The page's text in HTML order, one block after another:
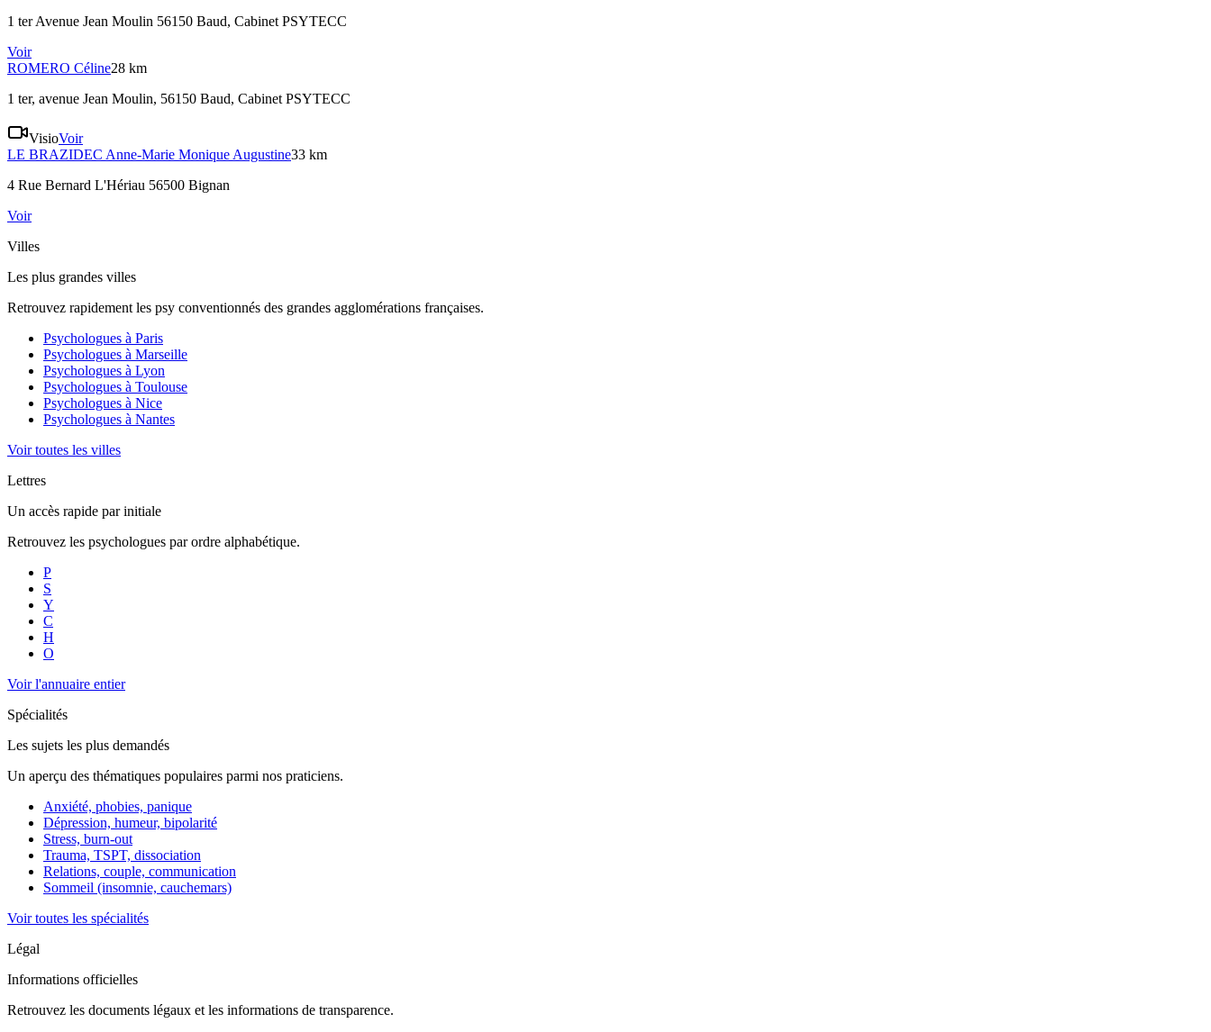
1 ter Avenue Jean Moulin 56150 Baud, Cabinet PSYTECC
Voir
ROMERO Céline28 km
1 ter, avenue Jean Moulin, 56150 Baud, Cabinet PSYTECC
VisioVoir
LE BRAZIDEC Anne-Marie Monique Augustine33 km
4 Rue Bernard L'Hériau 56500 Bignan
Voir
Villes
Les plus grandes villes
Retrouvez rapidement les psy conventionnés des grandes agglomérations françaises.
Psychologues à Paris
Psychologues à Marseille
Psychologues à Lyon
Psychologues à Toulouse
Psychologues à Nice
Psychologues à Nantes
Voir toutes les villes
Lettres
Un accès rapide par initiale
Retrouvez les psychologues par ordre alphabétique.
P
S
Y
C
H
O
Voir l'annuaire entier
Spécialités
Les sujets les plus demandés
Un aperçu des thématiques populaires parmi nos praticiens.
Anxiété, phobies, panique
Dépression, humeur, bipolarité
Stress, burn-out
Trauma, TSPT, dissociation
Relations, couple, communication
Sommeil (insomnie, cauchemars)
Voir toutes les spécialités
Légal
Informations officielles
Retrouvez les documents légaux et les informations de transparence.